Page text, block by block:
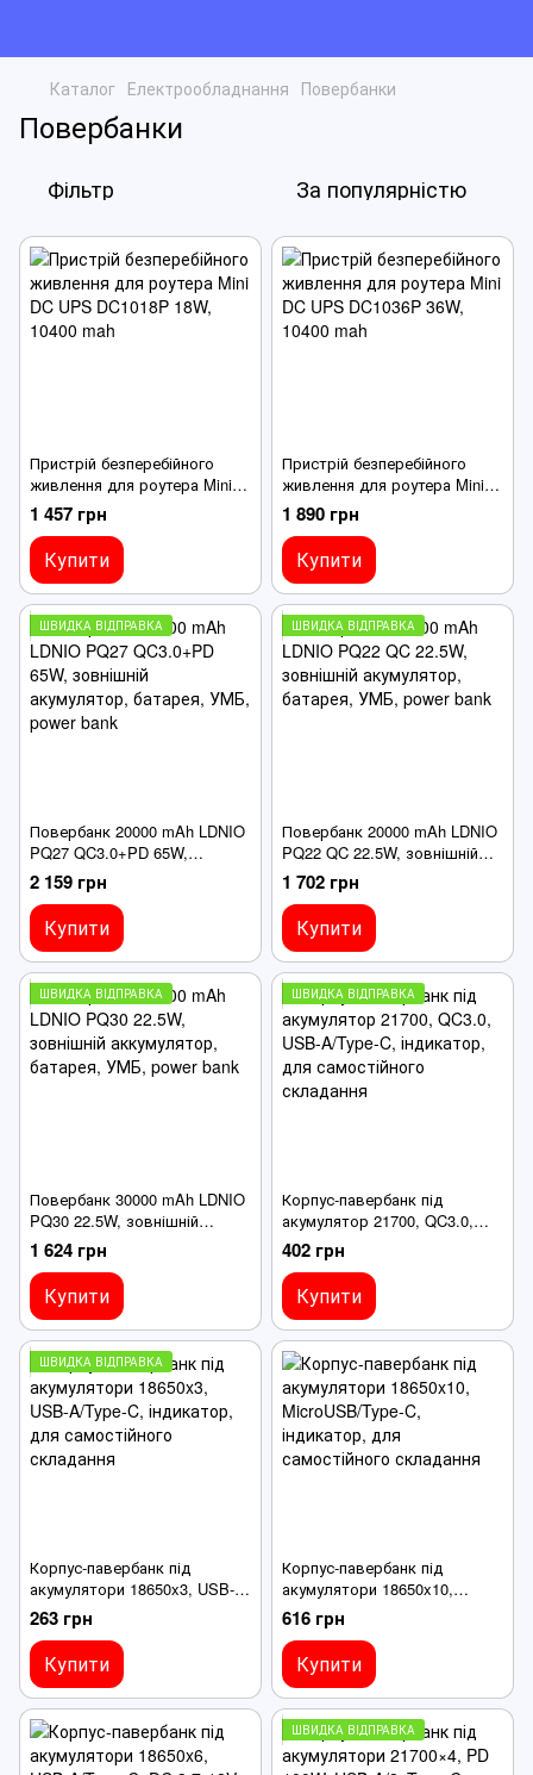
Каталог Електрообладнання Повербанки
Повербанки
Фільтр За популярністю
Пристрій безперебійного
живлення для роутера Mini
DC UPS DC1018P 18W, 10400
mah
1 457 грн
Купити
Пристрій безперебійного
живлення для роутера Mini
DC UPS DC1036P 36W, 10400
mah
1 890 грн
Купити
ШВИДКА ВІДПРАВКА
Повербанк 20000 mAh LDNIO
PQ27 QC3.0+PD 65W,
зовнішній акумулятор,
батарея, УМБ, power bank
2 159 грн
Купити
ШВИДКА ВІДПРАВКА
Повербанк 20000 mAh LDNIO
PQ22 QC 22.5W, зовнішній
акумулятор, батарея, УМБ,
power bank
1 702 грн
Купити
ШВИДКА ВІДПРАВКА
Повербанк 30000 mAh LDNIO
PQ30 22.5W, зовнішній
аккумулятор, батарея, УМБ,
power bank
1 624 грн
Купити
ШВИДКА ВІДПРАВКА
Корпус-павербанк під
акумулятор 21700, QC3.0,
USB-A/Type-C, індикатор, для
самостійного складання
402 грн
Купити
ШВИДКА ВІДПРАВКА
Корпус-павербанк під
акумулятори 18650x3, USB-
A/Type-C, індикатор, для
самостійного складання
263 грн
Купити
Корпус-павербанк під
акумулятори 18650x10,
MicroUSB/Type-C, індикатор,
для самостійного складання
616 грн
Купити
ШВИДКА ВІДПРАВКА